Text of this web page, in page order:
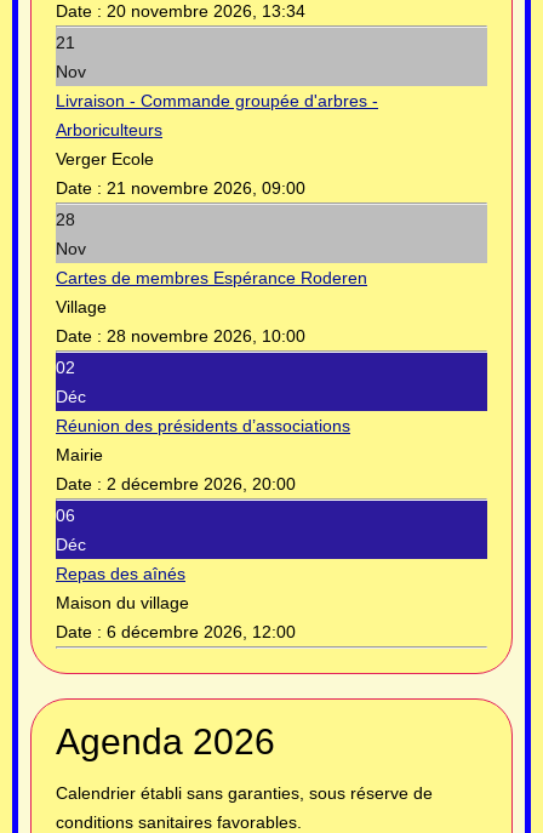
Date : 20 novembre 2026, 13:34
21
Nov
Livraison - Commande groupée d'arbres -
Arboriculteurs
Verger Ecole
Date : 21 novembre 2026, 09:00
28
Nov
Cartes de membres Espérance Roderen
Village
Date : 28 novembre 2026, 10:00
02
Déc
Réunion des présidents d’associations
Mairie
Date : 2 décembre 2026, 20:00
06
Déc
Repas des aînés
Maison du village
Date : 6 décembre 2026, 12:00
Agenda 2026
Calendrier établi sans garanties, sous réserve de
conditions sanitaires favorables.
Année
précédente
précédent
suivante
suivant